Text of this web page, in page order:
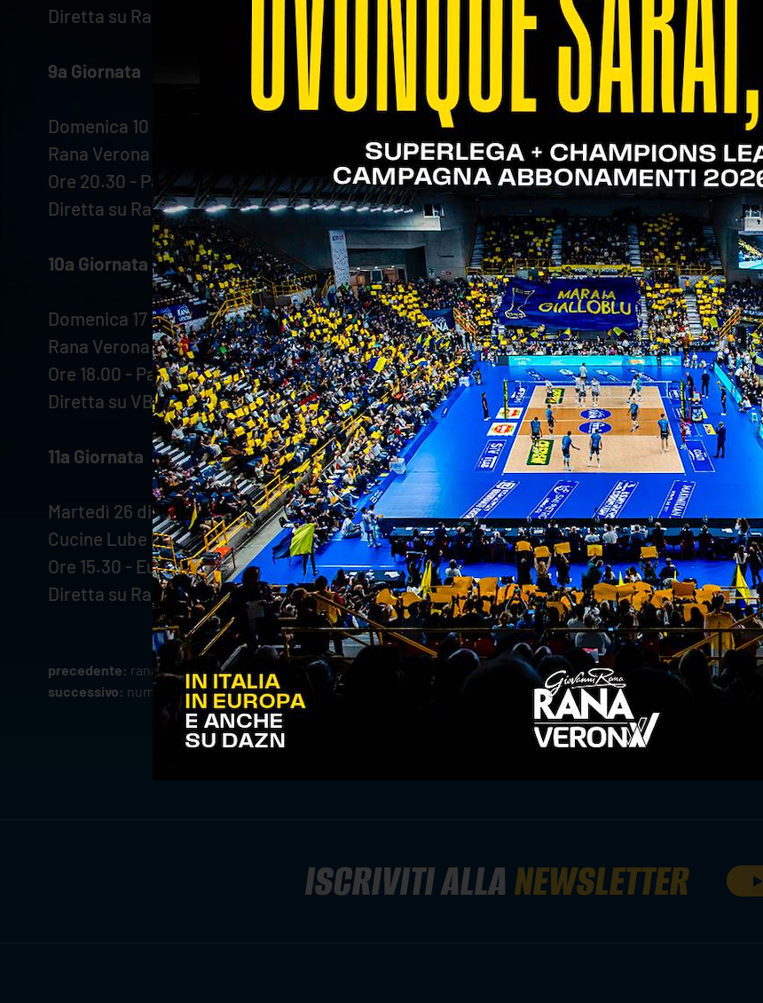
Diretta su Rai Sport e VBTV
9a Giornata
Domenica 10 dicembre
Rana Verona - Allianz Milano
Ore 20.30 - Pala AGSM AIM
Diretta su Rai Sport e VBTV
10a Giornata
Domenica 17 dicembre
Rana Verona - Cisterna Volley
Ore 18.00 - Pala AGSM AIM
Diretta su VBTV
11a Giornata
Martedì 26 dicembre
Cucine Lube Civitanova - Rana Verona
Ore 15.30 - Eurosuole Forum
Diretta su Rai Sport e VBTV
precedente: rana verona perde il derby con padova
successivo: numeri e curiosità alla vigilia di pallavolo padova-rana verona
ISCRIVITI ALLANEWSLETTER